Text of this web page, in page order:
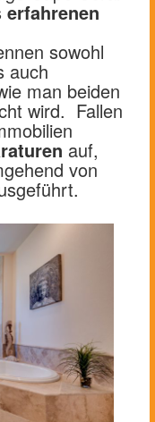
erfahrenen
sowohl
auch
man beiden
wird. Fallen
auf,
von